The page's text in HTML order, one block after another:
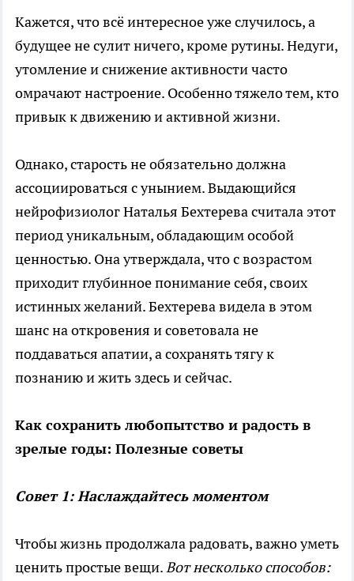
Кажется, что всё интересное уже случилось, а
будущее не сулит ничего, кроме рутины. Недуги,
утомление и снижение активности часто
омрачают настроение. Особенно тяжело тем, кто
привык к движению и активной жизни.
Однако, старость не обязательно должна
ассоциироваться с унынием. Выдающийся
нейрофизиолог Наталья Бехтерева считала этот
период уникальным, обладающим особой
ценностью. Она утверждала, что с возрастом
приходит глубинное понимание себя, своих
истинных желаний. Бехтерева видела в этом
шанс на откровения и советовала не
поддаваться апатии, а сохранять тягу к
познанию и жить здесь и сейчас.
Как сохранить любопытство и радость в
зрелые годы: Полезные советы
Совет 1: Наслаждайтесь моментом
Чтобы жизнь продолжала радовать, важно уметь
ценить простые вещи.Вот несколько способов: